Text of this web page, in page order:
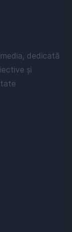
dedicată
și